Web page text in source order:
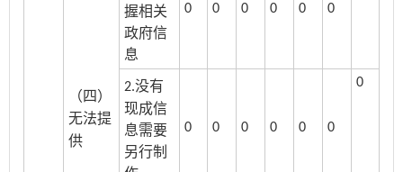
（四）
无法提
供
握相关
政府信
息
0 0 0 0 0 0
2.没有
现成信
息需要
另行制
0 0 0 0 0 0
0